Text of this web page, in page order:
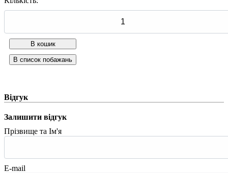
Відгук
Залишити відгук
Прізвище та Ім'я
E-mail